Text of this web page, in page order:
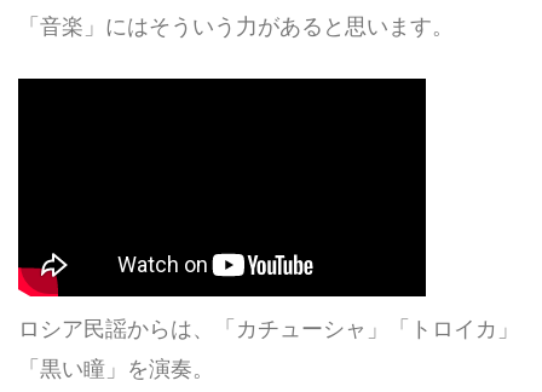
「音楽」にはそういう力があると思います。
ロシア民謡からは、「カチューシャ」「トロイカ」
「黒い瞳」を演奏。